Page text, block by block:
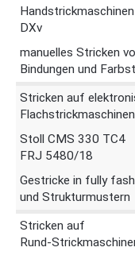
Handstrickmaschinen
DXv
manuelles Stricken
Bindungen und
Stricken auf
Flachstrickmaschinen
Stoll CMS 330 TC4
FRJ 5480/18
Gestricke in fully
und Strukturmustern
Stricken auf
Rund-